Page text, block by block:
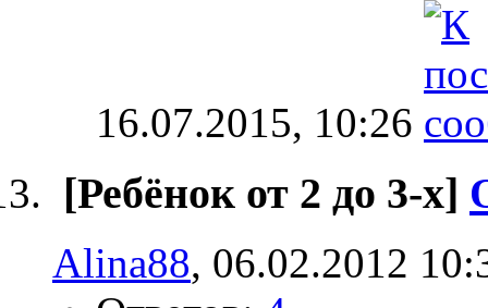
16.07.2015, 10:26
[Ребёнок от 2 до 3-х]
Alina88, 06.02.2012